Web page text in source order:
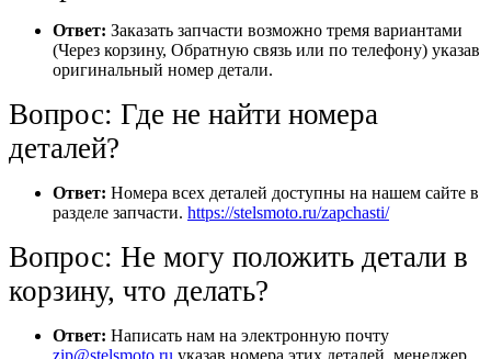
Ответ: Заказать запчасти возможно тремя вариантами
(Через корзину, Обратную связь или по телефону) указав
оригинальный номер детали.
Вопрос: Где не найти номера
деталей?
Ответ: Номера всех деталей доступны на нашем сайте в
разделе запчасти. https://stelsmoto.ru/zapchasti/
Вопрос: Не могу положить детали в
корзину, что делать?
Ответ: Написать нам на электронную почту
zip@stelsmoto.ru указав номера этих деталей, менеджер